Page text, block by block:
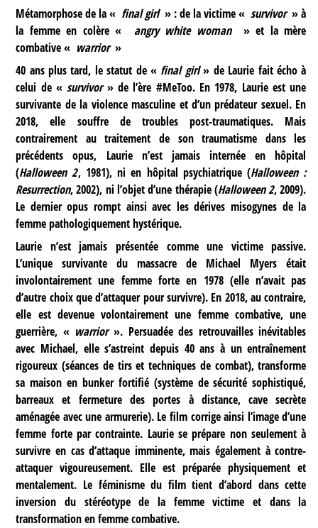
Métamorphose de la « final girl » : de la victime « survivor » à
la femme en colère «
angry white woman
» et la mère
combative « warrior »
40 ans plus tard, le statut de « final girl» de Laurie fait écho à
celui de «survivor» de l’ère #MeToo. En 1978, Laurie est une
survivante de la violence masculine et d’un prédateur sexuel. En
2018, elle souffre de troubles post-traumatiques. Mais
contrairement au traitement de son traumatisme dans les
précédents opus, Laurie n’est jamais internée en hôpital
(Halloween 2, 1981), ni en hôpital psychiatrique (Halloween :
Resurrection, 2002), ni l’objet d’une thérapie (Halloween 2, 2009).
Le dernier opus rompt ainsi avec les dérives misogynes de la
femme pathologiquement hystérique.
Laurie n’est jamais présentée comme une victime passive.
L’unique survivante du massacre de Michael Myers était
involontairement une femme forte en 1978 (elle n’avait pas
d’autre choix que d’attaquer pour survivre). En 2018, au contraire,
elle est devenue volontairement une femme combative, une
guerrière, « warrior». Persuadée des retrouvailles inévitables
avec Michael, elle s’astreint depuis 40 ans à un entraînement
rigoureux (séances de tirs et techniques de combat), transforme
sa maison en bunker fortifié (système de sécurité sophistiqué,
barreaux et fermeture des portes à distance, cave secrète
aménagée avec une armurerie). Le film corrige ainsi l’image d’une
femme forte par contrainte. Laurie se prépare non seulement à
survivre en cas d’attaque imminente, mais également à contre-
attaquer vigoureusement. Elle est préparée physiquement et
mentalement. Le féminisme du film tient d’abord dans cette
inversion du stéréotype de la femme victime et dans la
transformation en femme combative.